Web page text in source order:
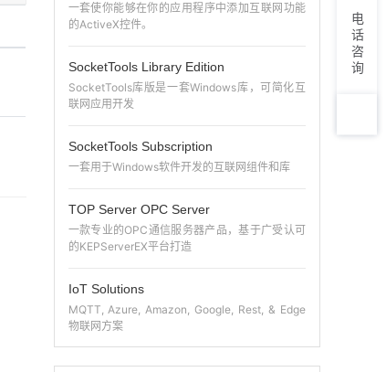
一套使你能够在你的应用程序中添加互联网功能
的ActiveX控件。
SocketTools Library Edition
SocketTools库版是一套Windows库，可简化互
联网应用开发
SocketTools Subscription
一套用于Windows软件开发的互联网组件和库
TOP Server OPC Server
一款专业的OPC通信服务器产品，基于广受认可
的KEPServerEX平台打造
IoT Solutions
MQTT, Azure, Amazon, Google, Rest, & Edge
物联网方案
电话咨询